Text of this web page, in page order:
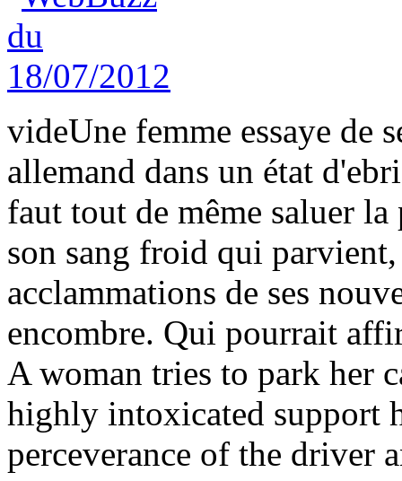
videUne femme essaye de
allemand dans un état
faut tout de même saluer
son sang froid qui
acclammations de ses
encombre. Qui pourrait
A woman tries to park her
highly intoxicated support
perceverance of the driver